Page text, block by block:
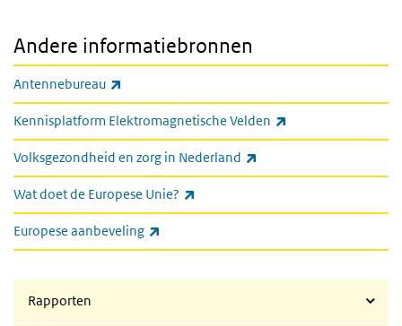
Andere informatiebronnen
Antennebureau
Kennisplatform Elektromagnetische Velden
Volksgezondheid en zorg in Nederland
Wat doet de Europese Unie?
Europese aanbeveling
Rapporten